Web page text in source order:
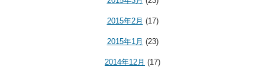
2015年2月 (17)
2015年1月 (23)
2014年12月 (17)